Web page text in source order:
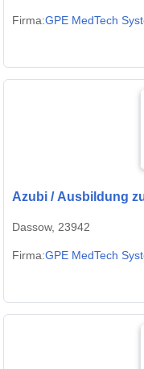
Firma:GPE MedTech
Azubi / Ausbildung
Dassow, 23942
Firma:GPE MedTech